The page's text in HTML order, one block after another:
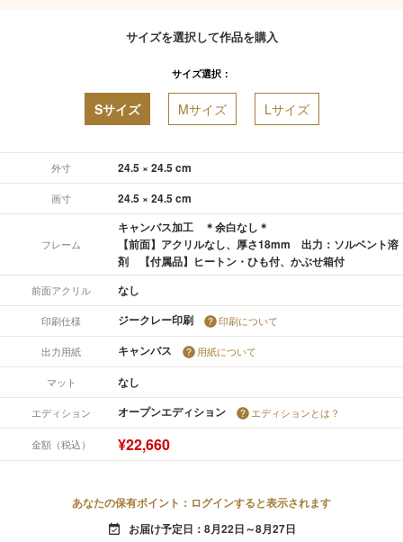
サイズを選択して作品を購入
サイズ選択：
Sサイズ Mサイズ Lサイズ
外寸 24.5 × 24.5 cm
画寸 24.5 × 24.5 cm
フレーム
キャンバス加工 ＊余白なし＊
【前面】アクリルなし、厚さ18mm 出力：ソルベント溶
剤 【付属品】ヒートン・ひも付、かぶせ箱付
前面アクリル なし
印刷仕様 ジークレー印刷 印刷について
出力用紙 キャンバス 用紙について
マット なし
エディション オープンエディション エディションとは？
金額（税込） ¥22,660
あなたの保有ポイント：ログインすると表示されます
event_available お届け予定日：8月22日～8月27日